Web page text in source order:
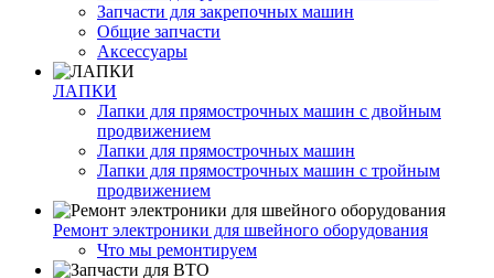
Запчасти для закрепочных машин
Общие запчасти
Аксессуары
ЛАПКИ
Лапки для прямострочных машин с двойным
продвижением
Лапки для прямострочных машин
Лапки для прямострочных машин с тройным
продвижением
Ремонт электроники для швейного оборудования
Что мы ремонтируем